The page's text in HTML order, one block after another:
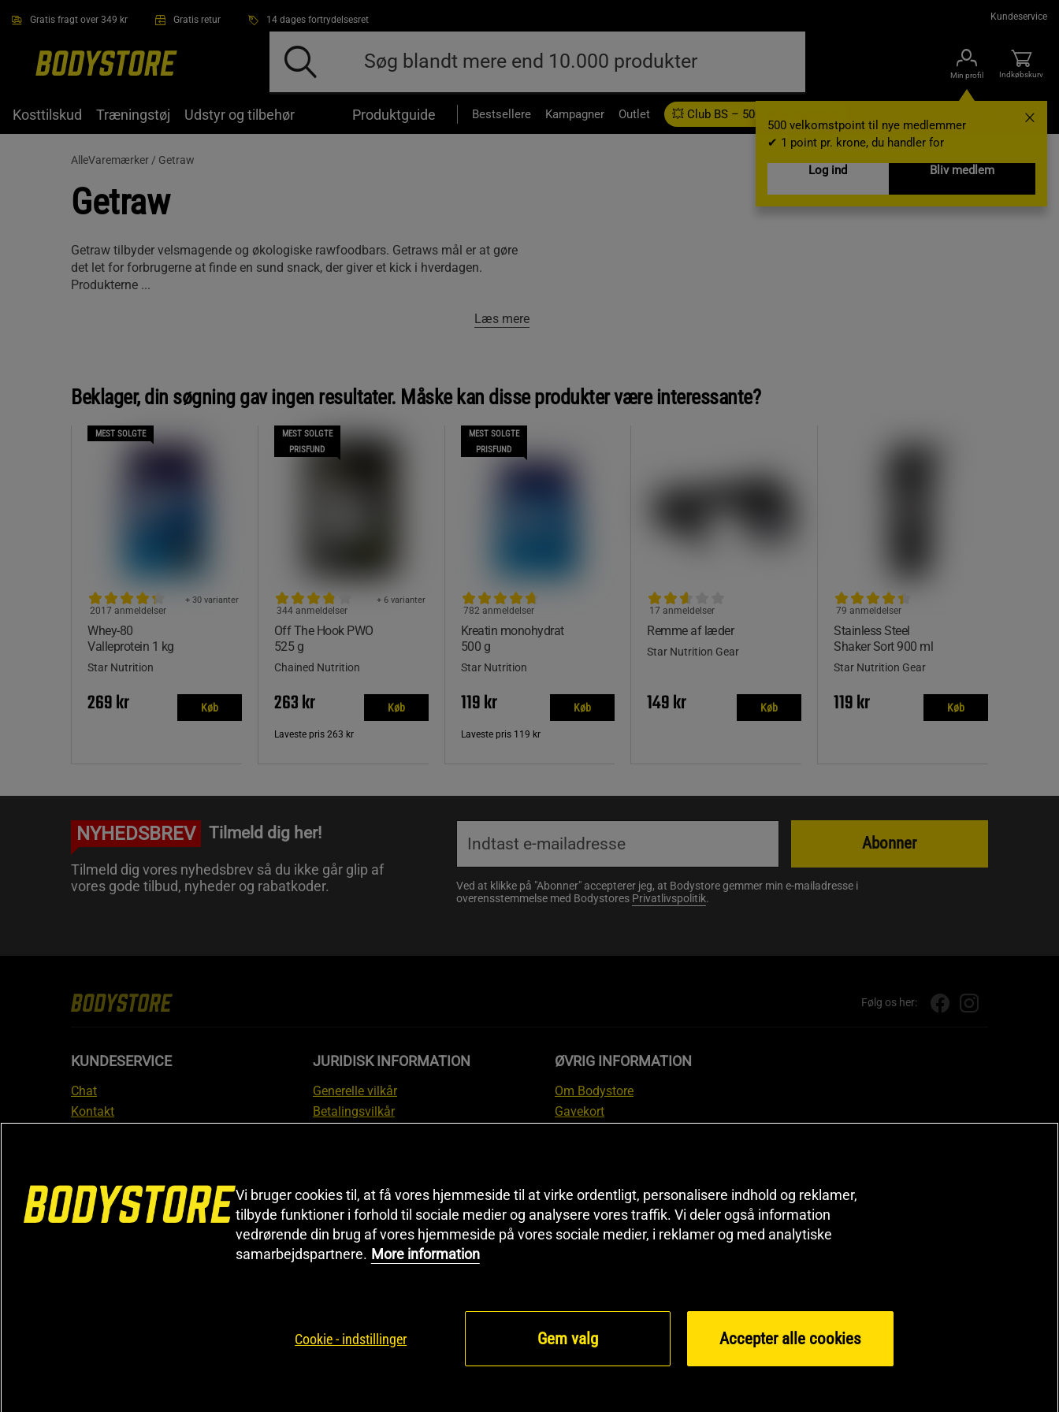
Gratis fragt over 349 kr Gratis retur 14 dages fortrydelsesret Kundeservice
Min profil
500 velkomstpoint til nye medlemmer
✔ 1 point pr. krone, du handler for
Log ind
Bliv medlem
Indkøbskurv
Kosttilskud Træningstøj Udstyr og tilbehør Produktguide Bestsellere Kampagner Outlet 💥 Club BS – 500 velkomstpoint Gavekort
AlleVaremærker / Getraw
Getraw
Getraw tilbyder velsmagende og økologiske rawfoodbars. Getraws mål er at gøre
det let for forbrugerne at finde en sund snack, der giver et kick i hverdagen.
Produkterne ...
Læs mere
Beklager, din søgning gav ingen resultater. Måske kan disse produkter være interessante?
MEST SOLGTE
Whey-80
Valleprotein 1 kg
+ 30 varianter
2017 anmeldelser
Star Nutrition
269 kr Køb
MEST SOLGTE
PRISFUND
Off The Hook PWO
525 g
+ 6 varianter
344 anmeldelser
Chained Nutrition
263 kr Køb
Laveste pris 263 kr
MEST SOLGTE
PRISFUND
Kreatin monohydrat
500 g
782 anmeldelser
Star Nutrition
119 kr Køb
Laveste pris 119 kr
Remme af læder
17 anmeldelser
Star Nutrition Gear
149 kr Køb
Stainless Steel
Shaker Sort 900 ml
79 anmeldelser
Star Nutrition Gear
119 kr Køb
NYHEDSBREV Tilmeld dig her!
Tilmeld dig vores nyhedsbrev så du ikke går glip af
vores gode tilbud, nyheder og rabatkoder.
Ved at klikke på "Abonner" accepterer jeg, at Bodystore gemmer min e-mailadresse i
overensstemmelse med Bodystores Privatlivspolitik.
Abonner
Følg os her:
KUNDESERVICE
Chat
Kontakt
FAQ
JURIDISK INFORMATION
Generelle vilkår
Betalingsvilkår
Prisgaranti
Information om fortrydelsesret og
reklamationer
Cookieindstillinger
ØVRIG INFORMATION
Om Bodystore
Gavekort
Sitemap
Black Friday
Artikler & Øvelser
Vi bruger cookies til, at få vores hjemmeside til at virke ordentligt, personalisere indhold og reklamer,
tilbyde funktioner i forhold til sociale medier og analysere vores traffik. Vi deler også information
vedrørende din brug af vores hjemmeside på vores sociale medier, i reklamer og med analytiske
samarbejdspartnere. More information
Cookie - indstillinger Gem valg Accepter alle cookies